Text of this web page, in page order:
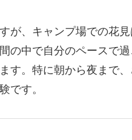
が、キャンプ場での花
の中で自分のペースで
す。特に朝から夜まで
です。